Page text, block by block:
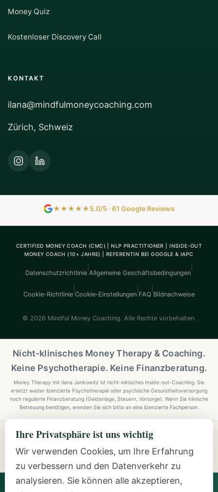
Money Quiz
Kostenloser Discovery Call
KONTAKT
ilana@mindfulmoneycoaching.com
Zürich, Schweiz
★★★★★5.0/5 · 61 Google Reviews
CERTIFIED MONEY COACH (CMC) | NLP PRACTITIONER | INSIDE-OUT
MONEY COACH (10+ JAHRE) | REFERENTIN BEI GOOGLE & IAPC
Datenschutzrichtlinie Allgemeine Geschäftsbedingungen
Cookie-Richtlinie Cookie-Einstellungen FAQ Bildnachweise
© 2026 Mindful Money Coaching. Alle Rechte vorbehalten.
Nicht-klinisches Money Therapy & Coaching.
Keine Psychotherapie. Keine Finanzberatung.
Money Therapy mit Ilana Jankowitz ist nicht-klinisches Inside-out-Coaching. Sie
ersetzt weder lizenzierte Psychotherapie oder psychische Gesundheitsversorgung
noch regulierte Finanzberatung (Geldanlage, Steuern, Vorsorge). Wenn Sie klinische
Betreuung benötigen, wenden Sie sich bitte an eine lizenzierte Fachperson.
Explore Mindful Money Coaching
Programmes, archetypes, the Inside-Out Method, and
resources.
Ilana Jankowitz · Certified Money Coach (CMC) · NLP
Ihre Privatsphäre ist uns wichtig
Wir verwenden Cookies, um Ihre Erfahrung
zu verbessern und den Datenverkehr zu
analysieren. Sie können alle akzeptieren,